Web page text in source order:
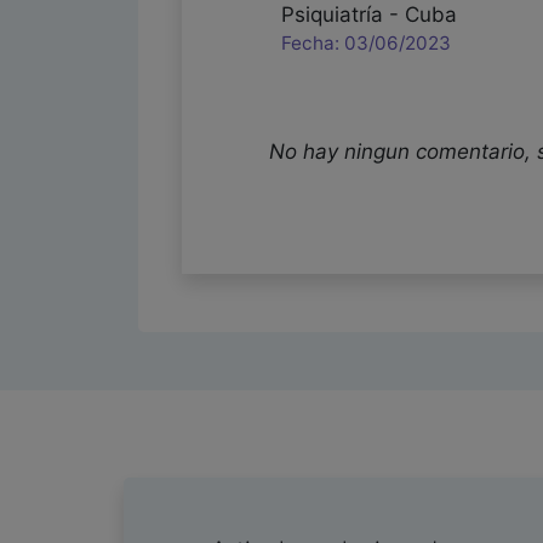
Psiquiatría - Cuba
Fecha: 03/06/2023
No hay ningun comentario,